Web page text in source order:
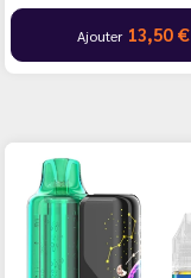
Ajouter 13,50 €